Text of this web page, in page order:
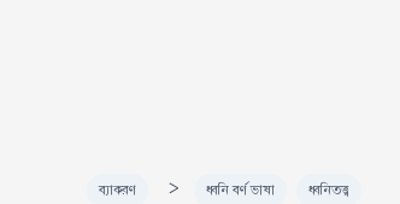
ব্যাকরণ > ধ্বনি বর্ণ ভাষা ধ্বনিতত্ত্ব